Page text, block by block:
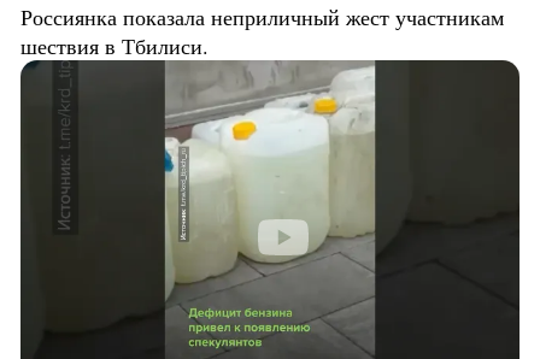
Россиянка показала неприличный жест участникам
шествия в Тбилиси.